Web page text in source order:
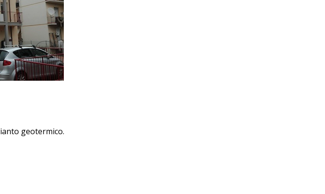
geotermico.